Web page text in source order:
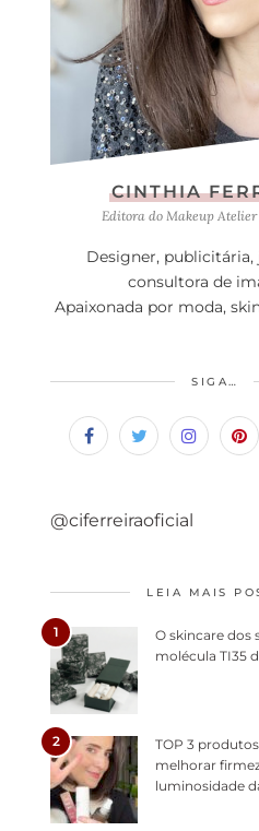
CINTHIA
Editora do Makeup Atelier
Designer, publicitária,
consultora de
Apaixonada por moda,
SIGA…
@ciferreiraoficial
LEIA MAIS
1
O skincare dos
molécula TI35
2
TOP 3
melhorar
luminosidade